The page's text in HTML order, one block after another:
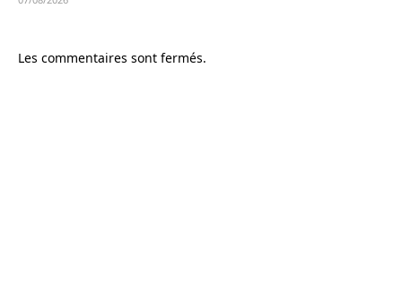
Les commentaires sont fermés.